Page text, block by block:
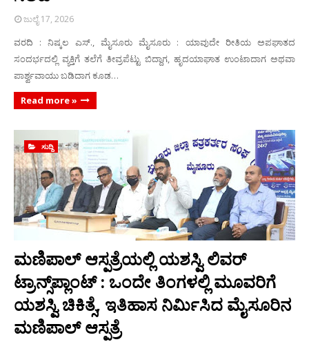
ಜುಲೈ 17, 2026
ವರದಿ : ನಿಷ್ಕಲ ಎಸ್., ಮೈಸೂರು ಮೈಸೂರು : ಯಾವುದೇ ರೀತಿಯ ಅಪಘಾತದ
ಸಂದರ್ಭದಲ್ಲಿ ವ್ಯಕ್ತಿಗೆ ತಲೆಗೆ ತೀವ್ರಪೆಟ್ಟು ಬಿದ್ದಾಗ, ಹೃದಯಾಘಾತ ಉಂಟಾದಾಗ ಅಥವಾ
ಪಾರ್ಶ್ವವಾಯು ಬಡಿದಾಗ ಕೂಡ…
Read more »
ಸುದ್ದಿ
ಮಣಿಪಾಲ್ ಆಸ್ಪತ್ರೆಯಲ್ಲಿ ಯಶಸ್ವಿ ಲಿವರ್
ಟ್ರಾನ್ಸ್‌ಪ್ಲಾಂಟ್ : ಒಂದೇ ತಿಂಗಳಲ್ಲಿ ಮೂವರಿಗೆ
ಯಶಸ್ವಿ ಚಿಕಿತ್ಸೆ, ಇತಿಹಾಸ ನಿರ್ಮಿಸಿದ ಮೈಸೂರಿನ
ಮಣಿಪಾಲ್ ಆಸ್ಪತ್ರೆ